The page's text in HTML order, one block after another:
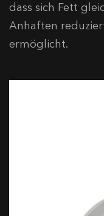
dass sich Fett
Anhaften
ermöglicht.